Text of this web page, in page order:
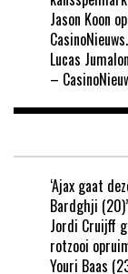
Jason Koon
Lucas
–
‘Ajax gaat
Bardghji (20)’
Jordi Cruijff
rotzooi
Youri Baas